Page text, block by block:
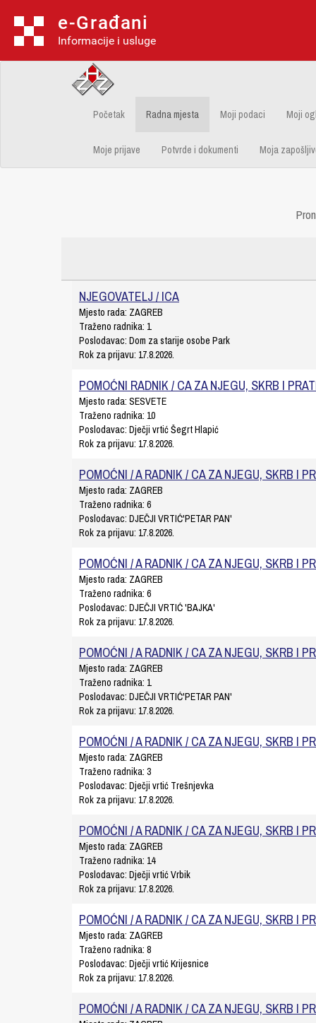
e-Građani
Informacije i usluge
Početak Radna mjesta Moji podaci Moji
Moje prijave Potvrde i dokumenti Moja
NJEGOVATELJ / ICA
Mjesto rada: ZAGREB
Traženo radnika: 1
Poslodavac: Dom za starije osobe Park
Rok za prijavu: 17.8.2026.
POMOĆNI RADNIK / CA ZA NJEGU, SKRB I
Mjesto rada: SESVETE
Traženo radnika: 10
Poslodavac: Dječji vrtić Šegrt Hlapić
Rok za prijavu: 17.8.2026.
POMOĆNI / A RADNIK / CA ZA NJEGU, SKRB I
Mjesto rada: ZAGREB
Traženo radnika: 6
Poslodavac: DJEČJI VRTIĆ'PETAR PAN'
Rok za prijavu: 17.8.2026.
POMOĆNI / A RADNIK / CA ZA NJEGU, SKRB I
Mjesto rada: ZAGREB
Traženo radnika: 6
Poslodavac: DJEČJI VRTIĆ 'BAJKA'
Rok za prijavu: 17.8.2026.
POMOĆNI / A RADNIK / CA ZA NJEGU, SKRB I
Mjesto rada: ZAGREB
Traženo radnika: 1
Poslodavac: DJEČJI VRTIĆ'PETAR PAN'
Rok za prijavu: 17.8.2026.
POMOĆNI / A RADNIK / CA ZA NJEGU, SKRB I
Mjesto rada: ZAGREB
Traženo radnika: 3
Poslodavac: Dječji vrtić Trešnjevka
Rok za prijavu: 17.8.2026.
POMOĆNI / A RADNIK / CA ZA NJEGU, SKRB I
Mjesto rada: ZAGREB
Traženo radnika: 14
Poslodavac: Dječji vrtić Vrbik
Rok za prijavu: 17.8.2026.
POMOĆNI / A RADNIK / CA ZA NJEGU, SKRB I
Mjesto rada: ZAGREB
Traženo radnika: 8
Poslodavac: Dječji vrtić Krijesnice
Rok za prijavu: 17.8.2026.
POMOĆNI / A RADNIK / CA ZA NJEGU, SKRB I